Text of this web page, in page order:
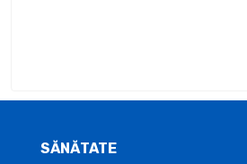
SĂNĂTATE